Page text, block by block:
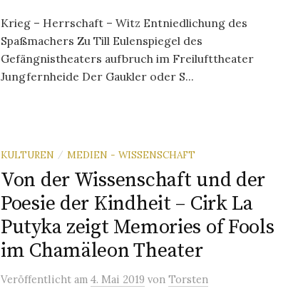
Krieg – Herrschaft – Witz Entniedlichung des
Spaßmachers Zu Till Eulenspiegel des
Gefängnistheaters aufbruch im Freilufttheater
Jungfernheide Der Gaukler oder S...
KULTUREN / MEDIEN - WISSENSCHAFT
Von der Wissenschaft und der
Poesie der Kindheit – Cirk La
Putyka zeigt Memories of Fools
im Chamäleon Theater
Veröffentlicht am 4. Mai 2019 von Torsten